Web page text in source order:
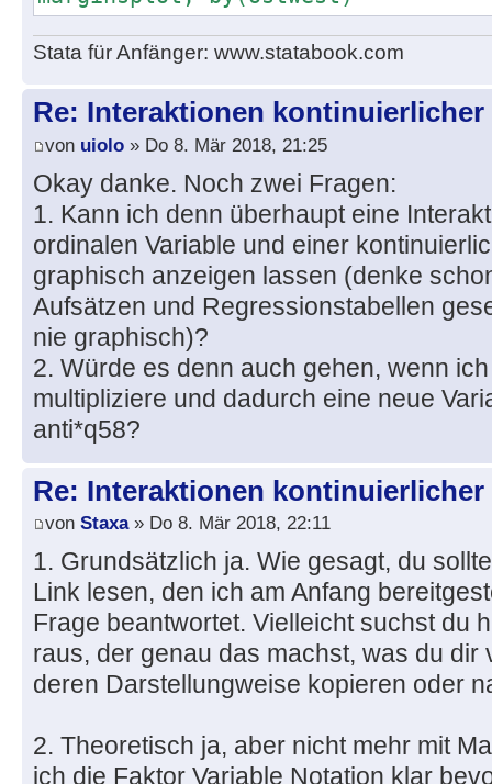
Stata für Anfänger: www.statabook.com
Re: Interaktionen kontinuierlicher
von uiolo » Do 8. Mär 2018, 21:25
Okay danke. Noch zwei Fragen:
1. Kann ich denn überhaupt eine
ordinalen Variable und einer
graphisch anzeigen lassen (denke
Aufsätzen und Regressionstabellen
nie graphisch)?
2. Würde es denn auch gehen, wenn
multipliziere und dadurch eine neue
anti*q58?
Re: Interaktionen kontinuierlicher
von Staxa» Do 8. Mär 2018, 22:11
1. Grundsätzlich ja. Wie gesagt, du
Link lesen, den ich am Anfang
Frage beantwortet. Vielleicht suchst du
raus, der genau das machst, was du dir
deren Darstellungweise kopieren oder
2. Theoretisch ja, aber nicht mehr mit
ich die Faktor Variable Notation klar